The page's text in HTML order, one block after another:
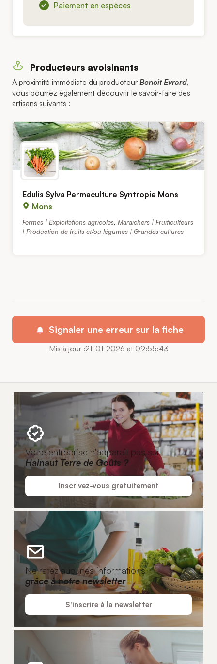
Paiement en espèces
Producteurs avoisinants
A proximité immédiate du producteur Benoit Evrard,
vous pourrez également découvrir le savoir-faire des
artisans suivants :
Edulis Sylva Permaculture Syntropie Mons
Mons
Fermes | Exploitations agricoles, Maraichers | Fruiticulteurs
| Production de fruits et/ou légumes | Grandes cultures
Signaler une erreur sur la fiche
Mis à jour :21-01-2026 at 09:55:43
Votre entreprise n'apparaît pas sur
Hainaut Terre de Goûts ?
Inscrivez-vous gratuitement
Ne ratez aucunes informations
grâce à notre newsletter
S'inscrire à la newsletter